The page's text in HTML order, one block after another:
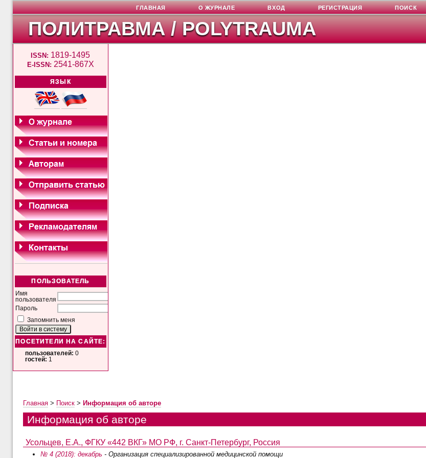
ПОЛИТРАВМА / POLYTRAUMA
ISSN: 1819-1495
E-ISSN: 2541-867X
ЯЗЫК
ПОЛЬЗОВАТЕЛЬ
Имя
пользователя
Пароль
Запомнить меня
ПОСЕТИТЕЛИ НА САЙТЕ:
пользователей: 0
гостей: 1
ГЛАВНАЯ О ЖУРНАЛЕ ВХОД РЕГИСТРАЦИЯ ПОИСК
Главная> Поиск> Информация об авторе
Информация об авторе
Усольцев, Е.А., ФГКУ «442 ВКГ» МО РФ, г. Санкт-Петербург, Россия
№ 4 (2018): декабрь - Организация специализированной медицинской помощи